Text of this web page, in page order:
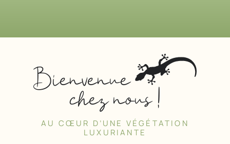
Bienvenue
chez nous !
AU CŒUR D’UNE VÉGÉTATION
LUXURIANTE